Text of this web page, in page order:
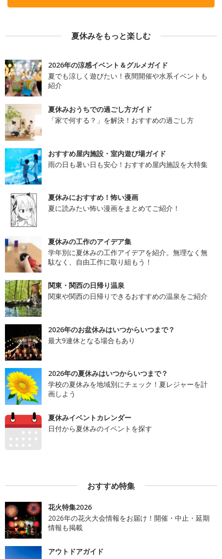
夏休みをもっと楽しむ
2026年の涼感イベント＆グルメガイド
夏でも涼しく遊びたい！夜間開催や水系イベントも
紹介
夏休みおうちでの過ごし方ガイド
「家で何する？」を解決！おすすめの過ごし方
おすすめ屋内施設・室内遊び場ガイド
雨の日も暑い日も安心！おすすめ屋内施設を大特集
夏休みにおすすめ！怖い漫画
夏に読みたい怖い漫画をまとめてご紹介！
夏休みの工作のアイデア集
学年別に夏休みの工作アイデアを紹介。無理なく無
駄なく、自由工作に取り組もう！
関東・関西の日帰り温泉
関東や関西の日帰りできるおすすめの温泉をご紹介
2026年のお盆休みはいつからいつまで？
最大9連休となる場合もあり
2026年の夏休みはいつからいつまで？
学校の夏休みを地域別にチェック！夏レジャーを計
画しよう
夏休みイベントカレンダー
日付から夏休みのイベントを探す
おすすめ特集
花火特集2026
2026年の花火大会情報をお届け！開催・中止・延期
情報も掲載
アウトドアガイド